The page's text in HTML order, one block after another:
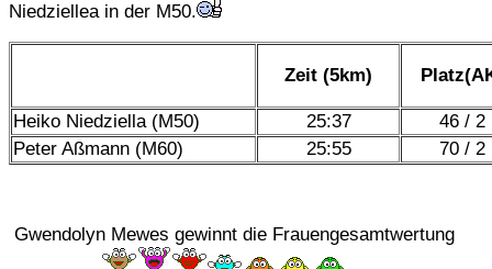
Niedziellea in der M50.
Zeit (5km)
Heiko Niedziella (M50) 25:37
46 / 2
Peter Aßmann (M60)
25:55 70 / 2
Gwendolyn Mewes gewinnt die Frauengesamtwertung